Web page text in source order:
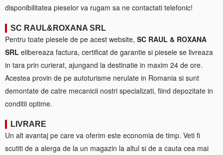
disponibilitatea pieselor va rugam sa ne contactati telefonic!
SC RAUL&ROXANA SRL
Pentru toate piesele de pe acest website, SC RAUL & ROXANA
SRL elibereaza factura, certificat de garantie si piesele se livreaza
in tara prin curierat, ajungand la destinatie in maxim 24 de ore.
Acestea provin de pe autoturisme nerulate in Romania si sunt
demontate de catre mecanicii nostri specializati, fiind depozitate in
conditii optime.
LIVRARE
Un alt avantaj pe care va oferim este economia de timp. Veti fi
scutiti de a alerga de la un magazin la altul si de a cauta cea mai